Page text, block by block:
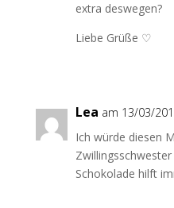
extra deswegen?
Liebe Grüße ♡
Lea am 13/03/
Ich würde diesen
Schokolade hilft